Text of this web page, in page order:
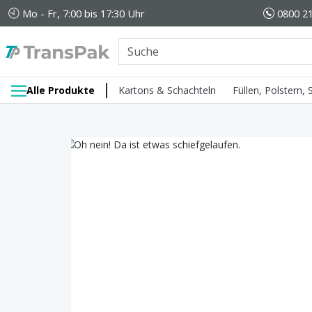
Mo - Fr, 7:00 bis 17:30 Uhr 0800
Alle Produkte Kartons & Schachteln Füllen, Polstern,